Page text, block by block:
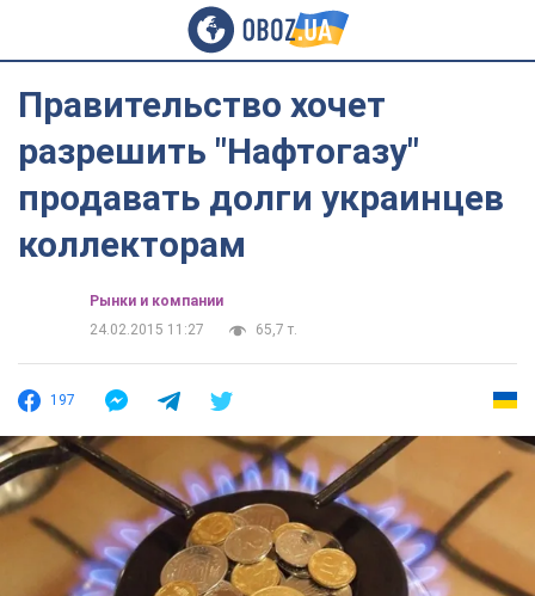
Правительство хочет
разрешить "Нафтогазу"
продавать долги украинцев
коллекторам
Рынки и компании
24.02.2015 11:27
65,7 т.
197